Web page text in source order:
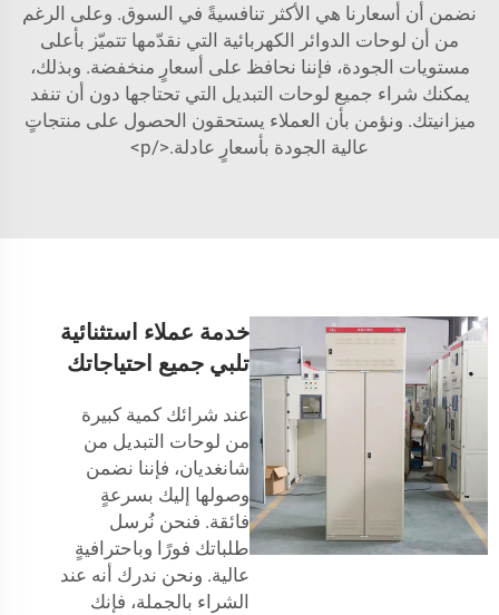
نضمن أن أسعارنا هي الأكثر تنافسيةً في السوق. وعلى الرغم
من أن لوحات الدوائر الكهربائية التي نقدّمها تتميّز بأعلى
مستويات الجودة، فإننا نحافظ على أسعارٍ منخفضة. وبذلك،
يمكنك شراء جميع لوحات التبديل التي تحتاجها دون أن تنفد
ميزانيتك. ونؤمن بأن العملاء يستحقون الحصول على منتجاتٍ
عالية الجودة بأسعارٍ عادلة.</p>
خدمة عملاء استثنائية
تلبي جميع احتياجاتك
عند شرائك كمية كبيرة
من لوحات التبديل من
شانغديان، فإننا نضمن
وصولها إليك بسرعةٍ
فائقة. فنحن نُرسل
طلباتك فورًا وباحترافيةٍ
عالية. ونحن ندرك أنه عند
الشراء بالجملة، فإنك